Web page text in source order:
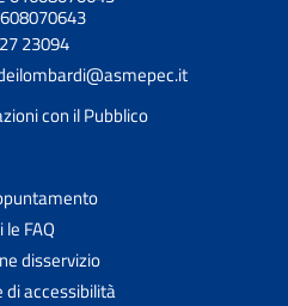
23094
con il Pubblico
le FAQ
disservizio
di accessibilità